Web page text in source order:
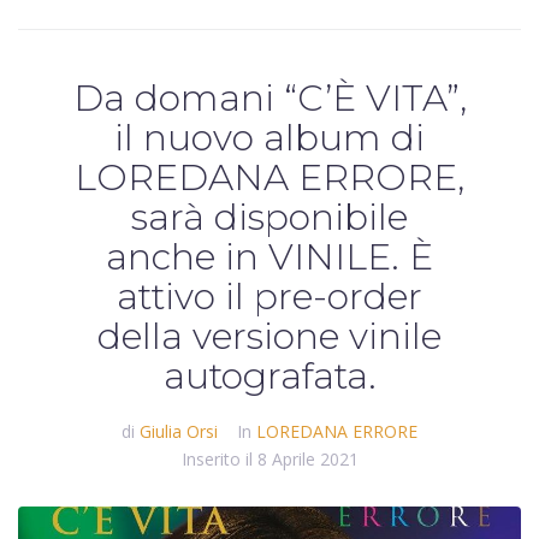
Da domani “C’È VITA”,
il nuovo album di
LOREDANA ERRORE,
sarà disponibile
anche in VINILE. È
attivo il pre-order
della versione vinile
autografata.
di Giulia Orsi In LOREDANA ERRORE
Inserito il 8 Aprile 2021